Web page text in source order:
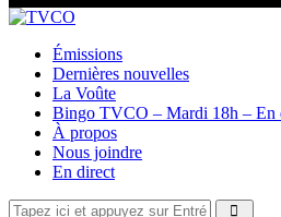
Émissions
Dernières nouvelles
La Voûte
Bingo TVCO – Mardi 18h – En
À propos
Nous joindre
En direct